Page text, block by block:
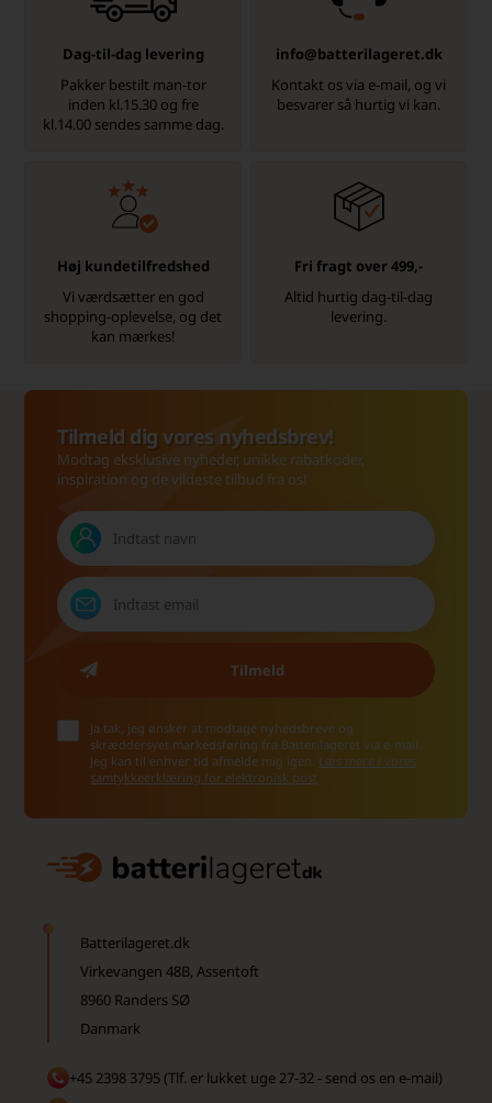
Dag-til-dag levering
Pakker bestilt man-tor
inden kl.15.30 og fre
kl.14.00 sendes samme dag.
info@batterilageret.dk
Kontakt os via e-mail, og vi
besvarer så hurtig vi kan.
Høj kundetilfredshed
Vi værdsætter en god
shopping-oplevelse, og det
kan mærkes!
Fri fragt over 499,-
Altid hurtig dag-til-dag
levering.
Tilmeld dig vores nyhedsbrev!
Modtag eksklusive nyheder, unikke rabatkoder,
inspiration og de vildeste tilbud fra os!
Ja tak, jeg ønsker at modtage nyhedsbreve og
skræddersyet markedsføring fra Batterilageret via e-mail.
Jeg kan til enhver tid afmelde mig igen. Læs mere i vores
samtykkeerklæring for elektronisk post
Batterilageret.dk
Virkevangen 48B, Assentoft
8960 Randers SØ
Danmark
+45 2398 3795 (Tlf. er lukket uge 27-32 - send os en e-mail)